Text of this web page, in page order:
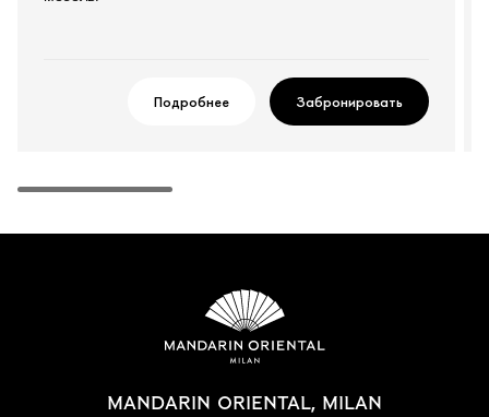
Подробнее Забронировать
MANDARIN ORIENTAL, MILAN